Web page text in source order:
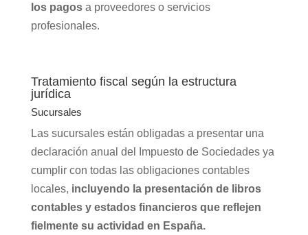
los pagos a proveedores o servicios
profesionales.
Tratamiento fiscal según la estructura
jurídica
Sucursales
Las sucursales están obligadas a presentar una
declaración anual del Impuesto de Sociedades ya
cumplir con todas las obligaciones contables
locales, incluyendo la presentación de libros
contables y estados financieros que reflejen
fielmente su actividad en España.